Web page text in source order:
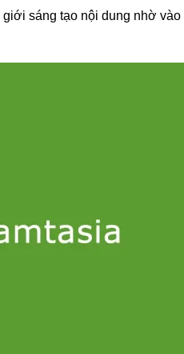
sáng tạo nội dung nhờ